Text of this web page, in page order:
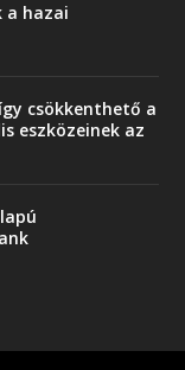
a hazai
csökkenthető a
eszközeinek az